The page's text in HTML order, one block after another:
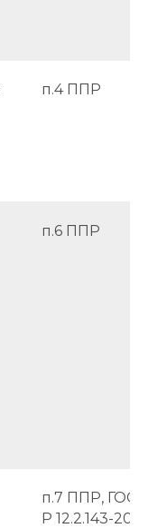
п.4 ППР
п.6 ППР
п.7 ППР, ГОСТ
Р 12.2.143-